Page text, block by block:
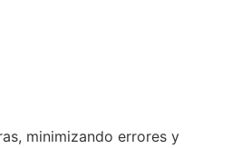
minimizando errores y